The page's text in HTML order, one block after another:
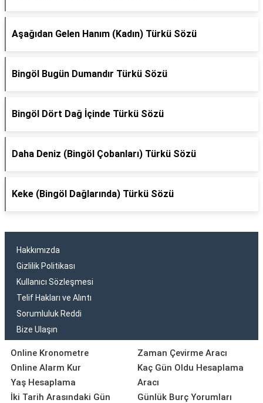
Aşağıdan Gelen Hanım (Kadın) Türkü Sözü
Bingöl Bugün Dumandır Türkü Sözü
Bingöl Dört Dağ İçinde Türkü Sözü
Daha Deniz (Bingöl Çobanları) Türkü Sözü
Keke (Bingöl Dağlarında) Türkü Sözü
Hakkımızda
Gizlilik Politikası
Kullanıcı Sözleşmesi
Telif Hakları ve Alıntı
Sorumluluk Reddi
Bize Ulaşın
Online Kronometre
Online Alarm Kur
Yaş Hesaplama
İki Tarih Arasındaki Gün
Zaman Çevirme Aracı
Kaç Gün Oldu Hesaplama
Aracı
Günlük Burç Yorumları